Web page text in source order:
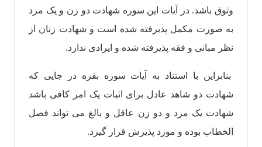
وثوق باشد. در آیات این سوره شهادت دو زن و یک مرد
به صورت مکمل پذیرفته شده است و شهادت زنان از
نظر مبانی و فقه پذیرفته شده و ایرادی ندارد.
بنابراین با استناد به آیات سوره بقره در جایی که
شهادت دو شاهد عادل برای اثبات یک امر کافی باشد
شهادت یک مرد و دو زن عاقل و بالغ می تواند فصل
الخطاب بوده و مورد پذیرش قرار گیرد.